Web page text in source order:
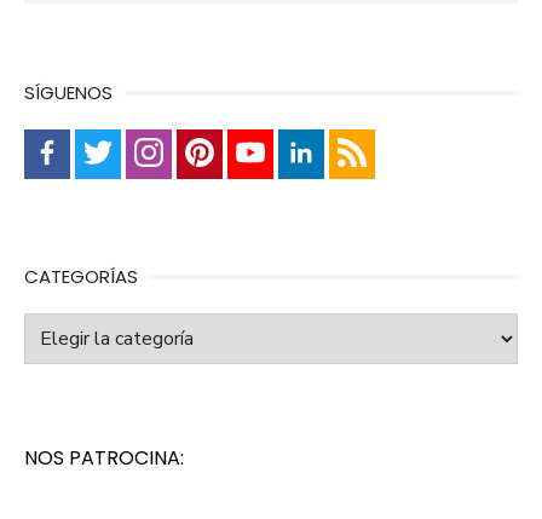
SÍGUENOS
CATEGORÍAS
Categorías
NOS PATROCINA: